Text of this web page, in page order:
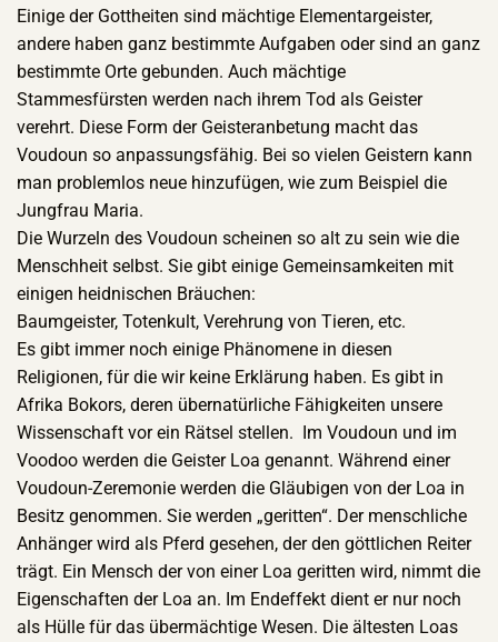
Einige der Gottheiten sind mächtige Elementargeister,
andere haben ganz bestimmte Aufgaben oder sind an ganz
bestimmte Orte gebunden. Auch mächtige
Stammesfürsten werden nach ihrem Tod als Geister
verehrt. Diese Form der Geisteranbetung macht das
Voudoun so anpassungsfähig. Bei so vielen Geistern kann
man problemlos neue hinzufügen, wie zum Beispiel die
Jungfrau Maria.
Die Wurzeln des Voudoun scheinen so alt zu sein wie die
Menschheit selbst. Sie gibt einige Gemeinsamkeiten mit
einigen heidnischen Bräuchen:
Baumgeister, Totenkult, Verehrung von Tieren, etc.
Es gibt immer noch einige Phänomene in diesen
Religionen, für die wir keine Erklärung haben. Es gibt in
Afrika Bokors, deren übernatürliche Fähigkeiten unsere
Wissenschaft vor ein Rätsel stellen. Im Voudoun und im
Voodoo werden die Geister Loa genannt. Während einer
Voudoun-Zeremonie werden die Gläubigen von der Loa in
Besitz genommen. Sie werden „geritten“. Der menschliche
Anhänger wird als Pferd gesehen, der den göttlichen Reiter
trägt. Ein Mensch der von einer Loa geritten wird, nimmt die
Eigenschaften der Loa an. Im Endeffekt dient er nur noch
als Hülle für das übermächtige Wesen. Die ältesten Loas